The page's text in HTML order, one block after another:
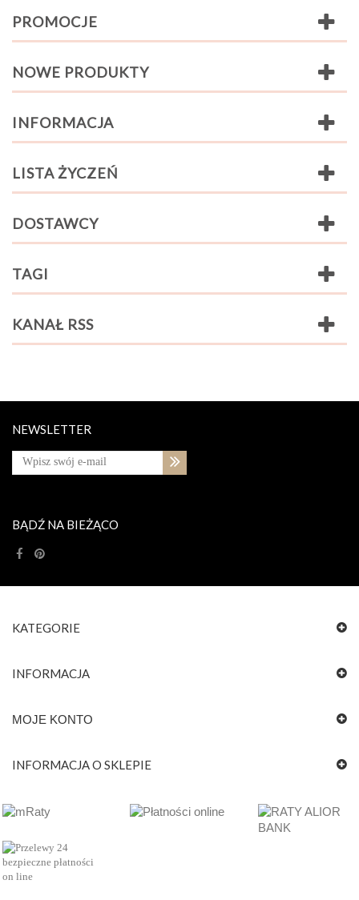
PROMOCJE
NOWE PRODUKTY
INFORMACJA
LISTA ŻYCZEŃ
DOSTAWCY
TAGI
KANAŁ RSS
NEWSLETTER
BĄDŹ NA BIEŻĄCO
KATEGORIE
INFORMACJA
MOJE KONTO
INFORMACJA O SKLEPIE